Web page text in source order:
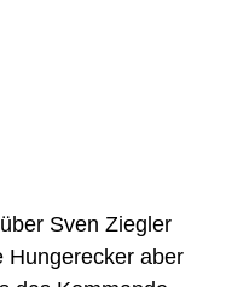
Sven Ziegler
Hungerecker aber